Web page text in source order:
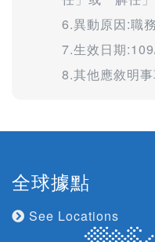
6.異動原因:職
7.生效日期
8.其他應敘明
全球據點
See Locations